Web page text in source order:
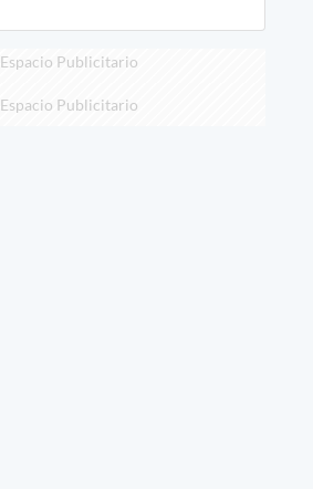
Espacio Publicitario
Espacio Publicitario